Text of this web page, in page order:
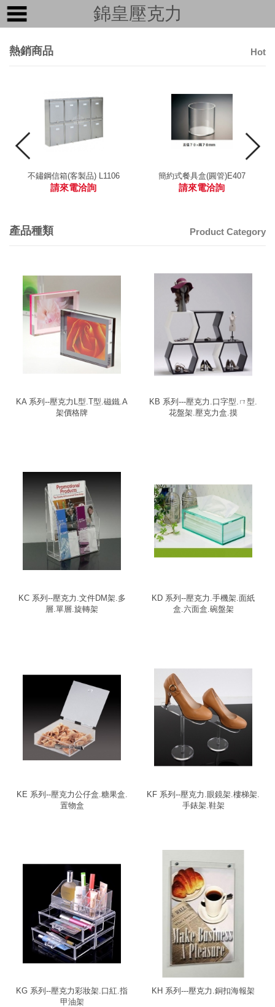
錦皇壓克力
熱銷商品 Hot
不鏽鋼信箱(客製品) L1106
請來電洽詢
簡約式餐具盒(圓管)E407
請來電洽詢
產品種類 Product Category
KA 系列--壓克力L型.T型.磁鐵.A
架價格牌
KB 系列---壓克力.口字型.ㄇ型.
花盤架.壓克力盒.摸
KC 系列--壓克力.文件DM架.多
層.單層.旋轉架
KD 系列--壓克力.手機架.面紙
盒.六面盒.碗盤架
KE 系列--壓克力公仔盒.糖果盒.
置物盒
KF 系列--壓克力.眼鏡架.樓梯架.
手錶架.鞋架
KG 系列--壓克力彩妝架.口紅.指
甲油架
KH 系列---壓克力.銅扣海報架